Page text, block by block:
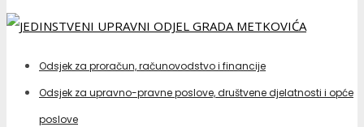
Odsjek za proračun, računovodstvo i financije
Odsjek za upravno-pravne poslove, društvene djelatnosti i opće
poslove